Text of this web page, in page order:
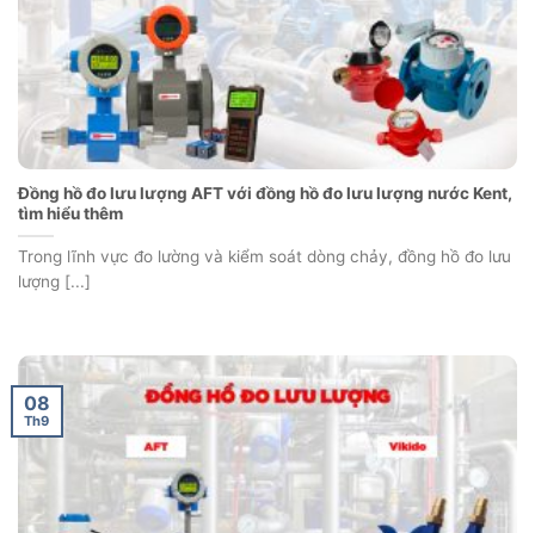
Đồng hồ đo lưu lượng AFT với đồng hồ đo lưu lượng nước Kent,
tìm hiểu thêm
Trong lĩnh vực đo lường và kiểm soát dòng chảy, đồng hồ đo lưu
lượng [...]
08
Th9